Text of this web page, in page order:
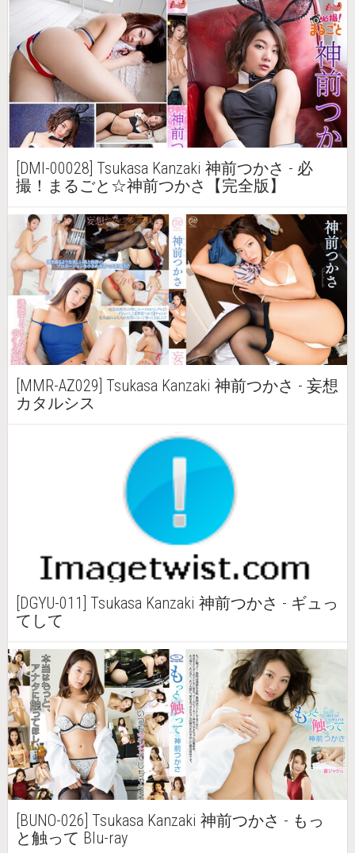
[DMI-00028] Tsukasa Kanzaki 神前つかさ - 必
撮！まるごと☆神前つかさ【完全版】
[MMR-AZ029] Tsukasa Kanzaki 神前つかさ - 妄想
カタルシス
[DGYU-011] Tsukasa Kanzaki 神前つかさ - ギュっ
てして
[BUNO-026] Tsukasa Kanzaki 神前つかさ - もっ
と触って Blu-ray